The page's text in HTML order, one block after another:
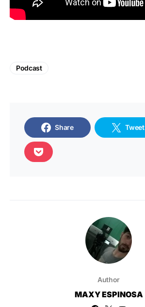
Podcast
Share Tweet
Author
MAXY ESPINOSA